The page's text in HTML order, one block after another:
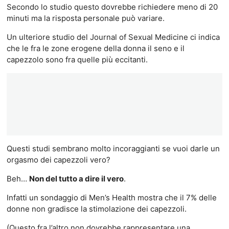
Secondo lo studio questo dovrebbe richiedere meno di 20
minuti ma la risposta personale può variare.
Un ulteriore studio del Journal of Sexual Medicine ci indica
che le fra le zone erogene della donna il seno e il
capezzolo sono fra quelle più eccitanti.
Questi studi sembrano molto incoraggianti se vuoi darle un
orgasmo dei capezzoli vero?
Beh… Non del tutto a dire il vero.
Infatti un sondaggio di Men’s Health mostra che il 7% delle
donne non gradisce la stimolazione dei capezzoli.